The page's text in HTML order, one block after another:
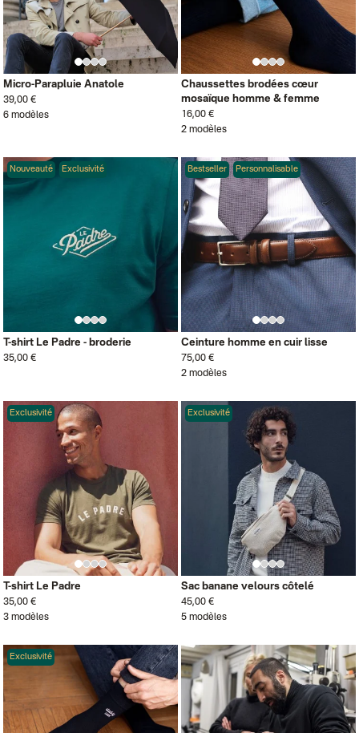
Micro-Parapluie Anatole
39,00 €
6 modèles
Chaussettes brodées cœur
mosaïque homme & femme
16,00 €
2 modèles
Nouveauté Exclusivité
T-shirt Le Padre - broderie
35,00 €
Bestseller Personnalisable
Ceinture homme en cuir lisse
75,00 €
2 modèles
Exclusivité
T-shirt Le Padre
35,00 €
3 modèles
Exclusivité
Sac banane velours côtelé
45,00 €
5 modèles
Exclusivité